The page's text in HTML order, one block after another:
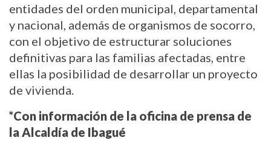
entidades del orden municipal, departamental
y nacional, además de organismos de socorro,
con el objetivo de estructurar soluciones
definitivas para las familias afectadas, entre
ellas la posibilidad de desarrollar un proyecto
de vivienda.
*Con información de la oficina de prensa de
la Alcaldía de Ibagué